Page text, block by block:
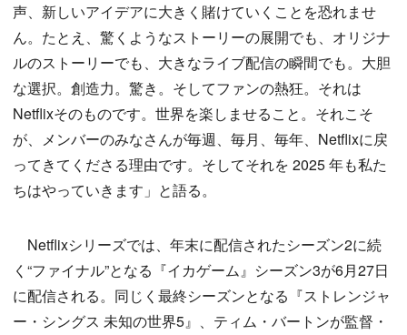
声、新しいアイデアに大きく賭けていくことを恐れませ
ん。たとえ、驚くようなストーリーの展開でも、オリジナ
ルのストーリーでも、大きなライブ配信の瞬間でも。大胆
な選択。創造力。驚き。そしてファンの熱狂。それは
Netflixそのものです。世界を楽しませること。それこそ
が、メンバーのみなさんが毎週、毎月、毎年、Netflixに戻
ってきてくださる理由です。そしてそれを 2025 年も私た
ちはやっていきます」と語る。
Netflixシリーズでは、年末に配信されたシーズン2に続
く“ファイナル”となる『イカゲーム』シーズン3が6月27日
に配信される。同じく最終シーズンとなる『ストレンジャ
ー・シングス 未知の世界5』、ティム・バートンが監督・